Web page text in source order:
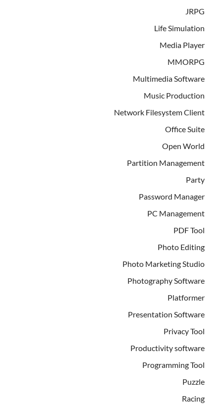
JRPG
Life Simulation
Media Player
MMORPG
Multimedia Software
Music Production
Network Filesystem Client
Office Suite
Open World
Partition Management
Party
Password Manager
PC Management
PDF Tool
Photo Editing
Photo Marketing Studio
Photography Software
Platformer
Presentation Software
Privacy Tool
Productivity software
Programming Tool
Puzzle
Racing